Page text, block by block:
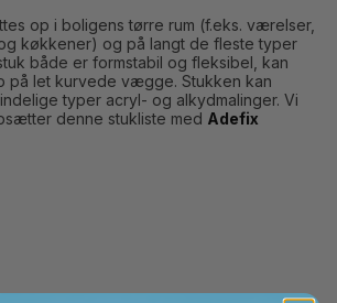
op i boligens tørre rum (f.eks. værelser,
køkkener) og på langt de fleste typer
både er formstabil og fleksibel, kan
på let kurvede vægge. Stukken kan
typer acryl- og alkydmalinger. Vi
denne stukliste med Adefix